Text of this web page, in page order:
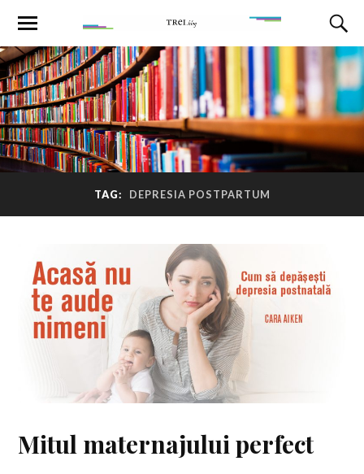
TAG: DEPRESIA POSTPARTUM
Mitul maternajului perfect